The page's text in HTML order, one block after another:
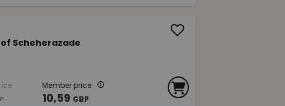
Scheherazade
Member price
10,59 GBP